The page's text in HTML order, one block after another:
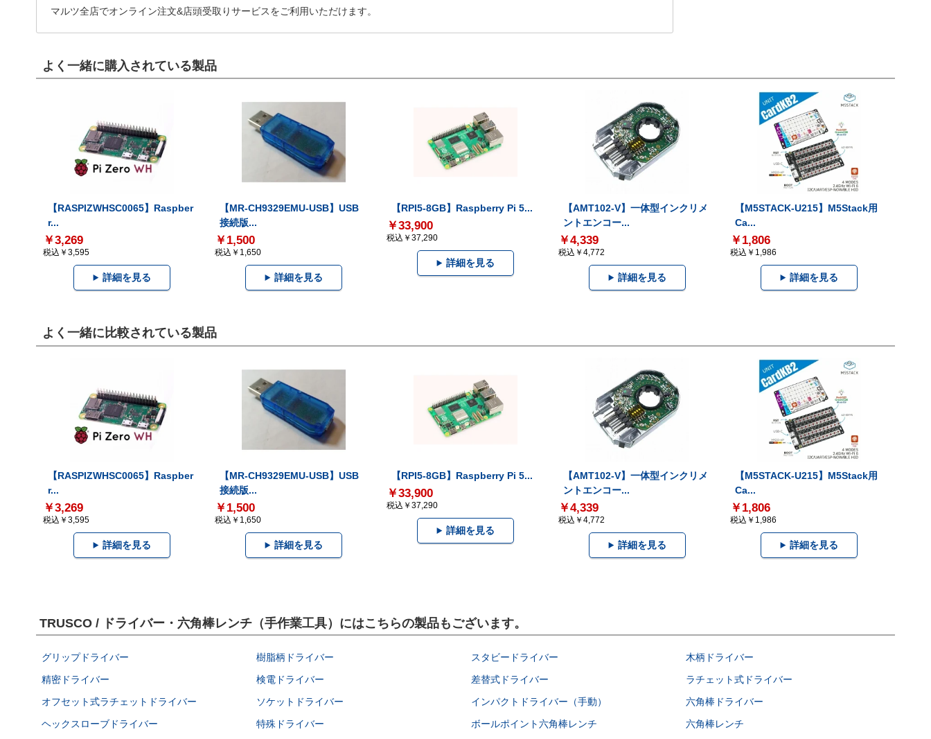
マルツ全店でオンライン注文&店頭受取りサービスをご利用いただけます。
よく一緒に購入されている製品
【RASPIZWHSC0065】Raspber
r...
￥3,269
税込￥3,595
詳細を見る
【MR-CH9329EMU-USB】USB
接続版...
￥1,500
税込￥1,650
詳細を見る
【RPI5-8GB】Raspberry Pi 5...
￥33,900
税込￥37,290
詳細を見る
【AMT102-V】一体型インクリメ
ントエンコー...
￥4,339
税込￥4,772
詳細を見る
【M5STACK-U215】M5Stack用
Ca...
￥1,806
税込￥1,986
詳細を見る
よく一緒に比較されている製品
【RASPIZWHSC0065】Raspber
r...
￥3,269
税込￥3,595
詳細を見る
【MR-CH9329EMU-USB】USB
接続版...
￥1,500
税込￥1,650
詳細を見る
【RPI5-8GB】Raspberry Pi 5...
￥33,900
税込￥37,290
詳細を見る
【AMT102-V】一体型インクリメ
ントエンコー...
￥4,339
税込￥4,772
詳細を見る
【M5STACK-U215】M5Stack用
Ca...
￥1,806
税込￥1,986
詳細を見る
TRUSCO / ドライバー・六角棒レンチ（手作業工具）にはこちらの製品もございます。
グリップドライバー 樹脂柄ドライバー スタビードライバー
木柄ドライバー
精密ドライバー
検電ドライバー 差替式ドライバー
ラチェット式ドライバー
オフセット式ラチェットドライバー
ソケットドライバー インパクトドライバー（手動）
六角棒ドライバー
ヘックスローブドライバー
特殊ドライバー ボールポイント六角棒レンチ
六角棒レンチ